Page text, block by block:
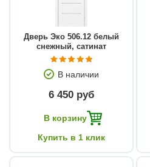
Дверь Эко 506.12 белый
снежный, сатинат
В наличии
6 450 руб
В корзину
Купить в 1 клик